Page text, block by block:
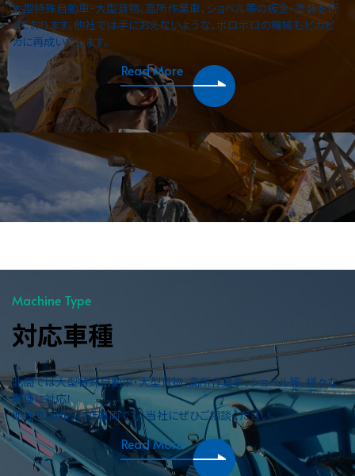
大型特殊自動車・大型貨物、高所作業車、ショベル等の板金・塗装を行
っております。他社では手におえないような、ボロボロの機械もピカピ
カに再成いたします。
Read More
Machine Type
対応車種
北商では大型特殊自動車・大型貨物、高所作業車、ショベル等、様々な
車種に対応！
他社では断られた車両でも、当社にぜひご相談ください。
Read More